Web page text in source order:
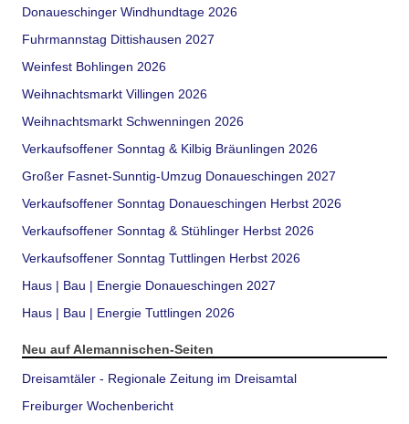
Donaueschinger Windhundtage 2026
Fuhrmannstag Dittishausen 2027
Weinfest Bohlingen 2026
Weihnachtsmarkt Villingen 2026
Weihnachtsmarkt Schwenningen 2026
Verkaufsoffener Sonntag & Kilbig Bräunlingen 2026
Großer Fasnet-Sunntig-Umzug Donaueschingen 2027
Verkaufsoffener Sonntag Donaueschingen Herbst 2026
Verkaufsoffener Sonntag & Stühlinger Herbst 2026
Verkaufsoffener Sonntag Tuttlingen Herbst 2026
Haus | Bau | Energie Donaueschingen 2027
Haus | Bau | Energie Tuttlingen 2026
Neu auf Alemannischen-Seiten
Dreisamtäler - Regionale Zeitung im Dreisamtal
Freiburger Wochenbericht